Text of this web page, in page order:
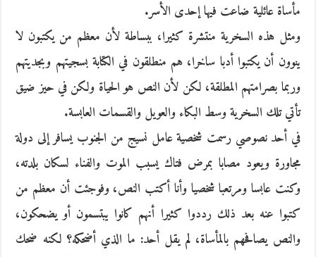
مأساة عائلية ضاعت فيها إحدى الأسر.
ومثل هذه السخرية منتشرة كثيرا، ببساطة لأن معظم من يكتبون لا
ينوون أن يكتبوا أدبا ساخرا، هم منطلقون في الكتابة بسجيتهم وبجديتهم
وربما بصرامتهم المطلقة، لكن لأن النص هو الحياة ولكن في حيز ضيق
تأتي تلك السخرية وسط البكاء والعويل والقسمات العابسة.
في أحد نصوصي رسمت شخصية عامل نسيج من الجنوب يسافر إلى دولة
مجاورة ويعود مصابا بمرض فتاك يسبب الموت والفناء لسكان بلدته،
وكنت عابسا ومرتعبا شخصيا وأنا أكتب النص، وفوجئت أن معظم من
كتبوا عنه بعد ذلك رددوا كثيرا أنهم كانوا يبتسمون أو يضحكون،
والنص يصافحهم بالمأساة، لم يقل أحد: ما الذي أضحكه؟ لكنه ضحك